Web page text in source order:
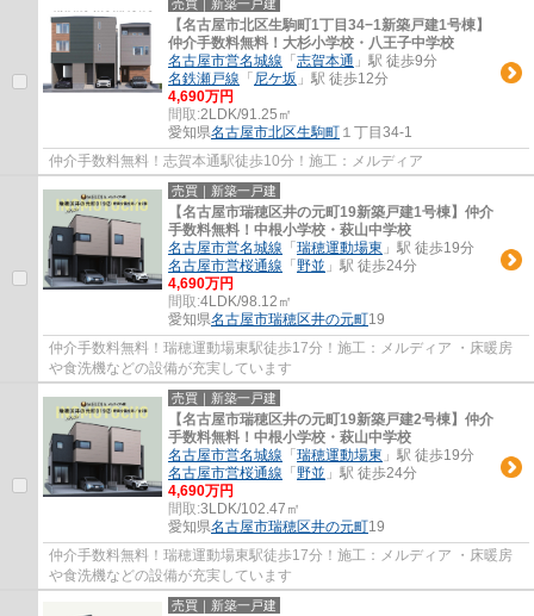
売買｜新築一戸建
【名古屋市北区生駒町1丁目34−1新築戸建1号棟】
仲介手数料無料！大杉小学校・八王子中学校
名古屋市営名城線 「 志賀本通 」駅 徒歩9分
名鉄瀬戸線 「 尼ケ坂 」駅 徒歩12分
4,690万円
間取:2LDK/91.25㎡
愛知県名古屋市北区生駒町 １丁目34-1
仲介手数料無料！志賀本通駅徒歩10分！施工：メルディア
売買｜新築一戸建
【名古屋市瑞穂区井の元町19新築戸建1号棟】仲介
手数料無料！中根小学校・萩山中学校
名古屋市営名城線 「 瑞穂運動場東 」駅 徒歩19分
名古屋市営桜通線 「 野並 」駅 徒歩24分
4,690万円
間取:4LDK/98.12㎡
愛知県名古屋市瑞穂区井の元町19
仲介手数料無料！瑞穂運動場東駅徒歩17分！施工：メルディア ・床暖房
や食洗機などの設備が充実しています
売買｜新築一戸建
【名古屋市瑞穂区井の元町19新築戸建2号棟】仲介
手数料無料！中根小学校・萩山中学校
名古屋市営名城線 「 瑞穂運動場東 」駅 徒歩19分
名古屋市営桜通線 「 野並 」駅 徒歩24分
4,690万円
間取:3LDK/102.47㎡
愛知県名古屋市瑞穂区井の元町19
仲介手数料無料！瑞穂運動場東駅徒歩17分！施工：メルディア ・床暖房
や食洗機などの設備が充実しています
売買｜新築一戸建